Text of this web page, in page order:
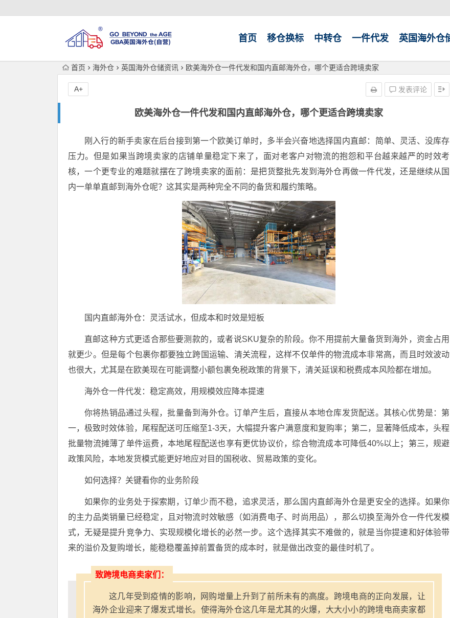
首页 移仓换标 中转仓 一件代发 英国海外仓
首页 海外仓 英国海外仓储资讯 欧美海外仓一件代发和国内直邮海外仓，哪个更适合跨境卖家
欧美海外仓一件代发和国内直邮海外仓，哪个更适合跨境卖家
发表评论
A+
刚入行的新手卖家在后台接到第一个欧美订单时，多半会兴奋地选择国内直邮：简单、灵活、没库存
压力。但是如果当跨境卖家的店铺单量稳定下来了，面对老客户对物流的抱怨和平台越来越严的时效考
核，一个更专业的难题就摆在了跨境卖家的面前：是把货整批先发到海外仓再做一件代发，还是继续从国
内一单单直邮到海外仓呢？这其实是两种完全不同的备货和履约策略。
国内直邮海外仓：灵活试水，但成本和时效是短板
直邮这种方式更适合那些要测款的，或者说SKU复杂的阶段。你不用提前大量备货到海外，资金占用
就更少。但是每个包裹你都要独立跨国运输、清关流程，这样不仅单件的物流成本非常高，而且时效波动
也很大，尤其是在欧美现在可能调整小额包裹免税政策的背景下，清关延误和税费成本风险都在增加。
海外仓一件代发：稳定高效，用规模效应降本提速
你将热销品通过头程，批量备到海外仓。订单产生后，直接从本地仓库发货配送。其核心优势是：第
一，极致时效体验，尾程配送可压缩至1-3天，大幅提升客户满意度和复购率；第二，显著降低成本，头程
批量物流摊薄了单件运费，本地尾程配送也享有更优协议价，综合物流成本可降低40%以上；第三，规避
政策风险，本地发货模式能更好地应对目的国税收、贸易政策的变化。
如何选择？关键看你的业务阶段
如果你的业务处于探索期，订单少而不稳，追求灵活，那么国内直邮海外仓是更安全的选择。如果你
的主力品类销量已经稳定，且对物流时效敏感（如消费电子、时尚用品），那么切换至海外仓一件代发模
式，无疑是提升竞争力、实现规模化增长的必然一步。这个选择其实不难做的，就是当你提速和好体验带
来的溢价及复购增长，能稳稳覆盖掉前置备货的成本时，就是做出改变的最佳时机了。
致跨境电商卖家们：
这几年受到疫情的影响，网购增量上升到了前所未有的高度。跨境电商的正向发展，让
海外企业迎来了爆发式增长。使得海外仓这几年是尤其的火爆，大大小小的跨境电商卖家都